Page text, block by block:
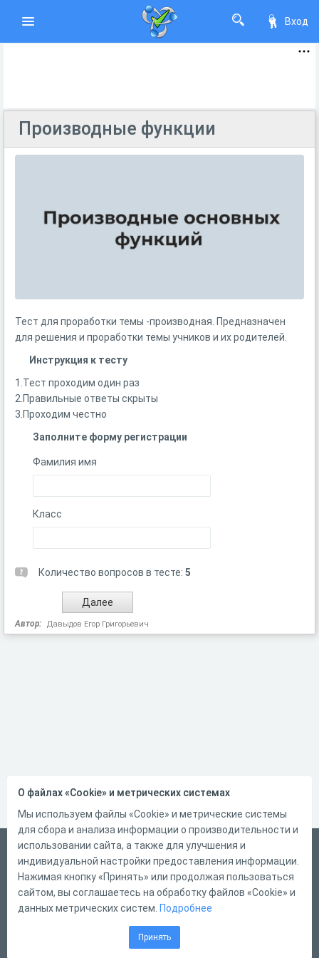
Вход
Производные функции
Тест для проработки темы -производная. Предназначен
для решения и проработки темы учников и их родителей.
Инструкция к тесту
1.Тест проходим один раз
2.Правильные ответы скрыты
3.Проходим честно
Заполните форму регистрации
Фамилия имя
Класс
Количество вопросов в тесте: 5
Автор: Давыдов Егор Григорьевич
Русский
Справка
Форма обратной связи
О файлах «Cookie» и метрических системах
Мы используем файлы «Cookie» и метрические системы
для сбора и анализа информации о производительности и
использовании сайта, а также для улучшения и
индивидуальной настройки предоставления информации.
Нажимая кнопку «Принять» или продолжая пользоваться
сайтом, вы соглашаетесь на обработку файлов «Cookie» и
данных метрических систем. Подробнее
Принять